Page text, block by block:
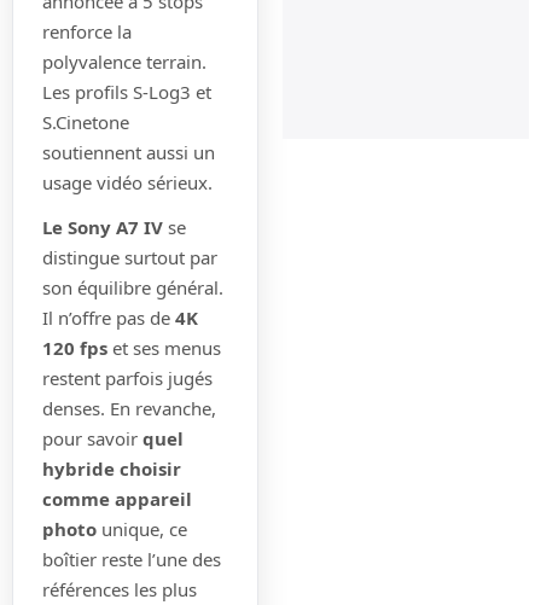
renforce la
polyvalence terrain.
Les profils S-Log3 et
S.Cinetone
soutiennent aussi un
usage vidéo sérieux.
Le Sony A7 IV se
distingue surtout par
son équilibre général.
Il n’offre pas de 4K
120 fps et ses menus
restent parfois jugés
denses. En revanche,
pour savoir quel
hybride choisir
comme appareil
photo unique, ce
boîtier reste l’une des
références les plus